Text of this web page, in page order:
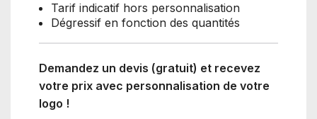
Tarif indicatif hors personnalisation
Dégressif en fonction des quantités
Demandez un devis (gratuit) et recevez
votre prix avec personnalisation de votre
logo !